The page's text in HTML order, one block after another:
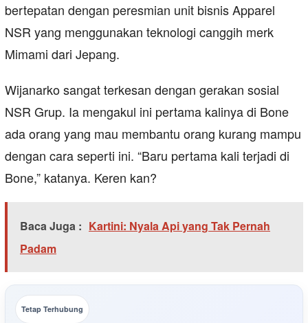
bertepatan dengan peresmian unit bisnis Apparel
NSR yang menggunakan teknologi canggih merk
Mimami dari Jepang.
Wijanarko sangat terkesan dengan gerakan sosial
NSR Grup. Ia mengakul ini pertama kalinya di Bone
ada orang yang mau membantu orang kurang mampu
dengan cara seperti ini. “Baru pertama kali terjadi di
Bone,” katanya. Keren kan?
Baca Juga : Kartini: Nyala Api yang Tak Pernah
Padam
Tetap Terhubung